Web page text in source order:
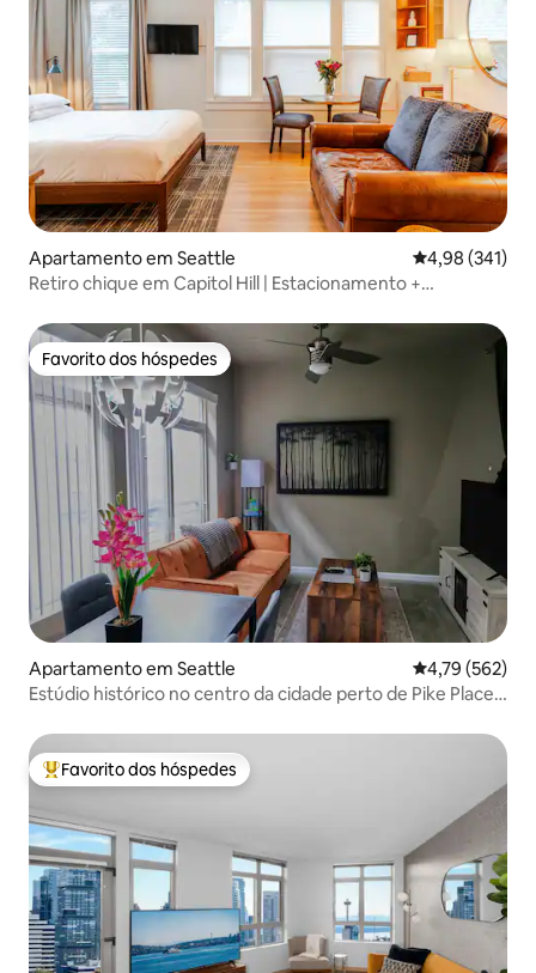
Apartamento em Seattle Classificação
4,98 (341)
Retiro chique em Capitol Hill | Estacionamento +
Favorito dos hóspedes
Favorito dos hóspedes
Apartamento em Seattle Classificação
4,79 (562)
Estúdio histórico no centro da cidade perto de Pike Place
Favoritos dos hóspedes mais apreciados
Favorito dos hóspedes